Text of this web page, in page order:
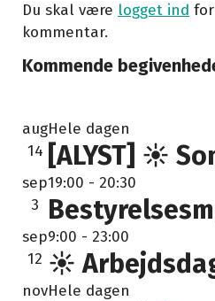
Du skal være logget ind
kommentar.
Kommende
aug
14
Hele dagen
[ALYST] ☀️
sep
3
19:00 - 20:30
sep
12
9:00 - 23:00
☀️
novHele dagen